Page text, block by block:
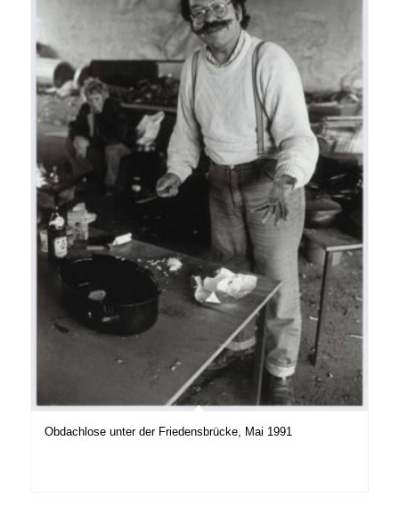
Obdachlose unter der Friedensbrücke, Mai 1991